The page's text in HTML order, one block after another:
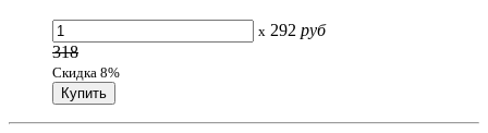
x 292 руб
318
Скидка 8%